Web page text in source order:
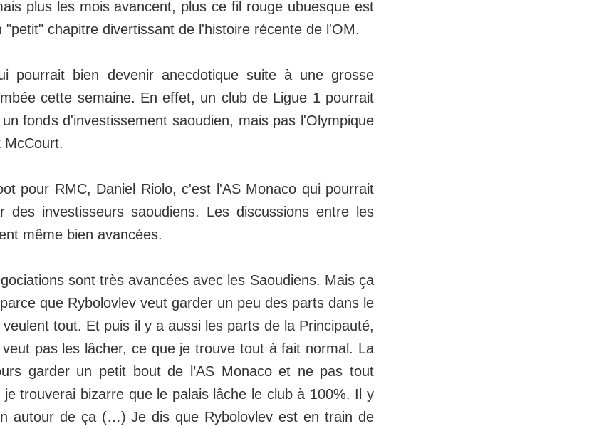
plus les mois avancent, plus ce fil rouge ubuesque est
"petit" chapitre divertissant de l'histoire récente de l'OM.
pourrait bien devenir anecdotique suite à une grosse
cette semaine. En effet, un club de Ligue 1 pourrait
fonds d'investissement saoudien, mais pas l'Olympique
McCourt.
pour RMC, Daniel Riolo, c'est l'AS Monaco qui pourrait
des investisseurs saoudiens. Les discussions entre les
même bien avancées.
sont très avancées avec les Saoudiens. Mais ça
que Rybolovlev veut garder un peu des parts dans le
tout. Et puis il y a aussi les parts de la Principauté,
pas les lâcher, ce que je trouve tout à fait normal. La
garder un petit bout de l’AS Monaco et ne pas tout
je trouverai bizarre que le palais lâche le club à 100%. Il y
autour de ça (…) Je dis que Rybolovlev est en train de